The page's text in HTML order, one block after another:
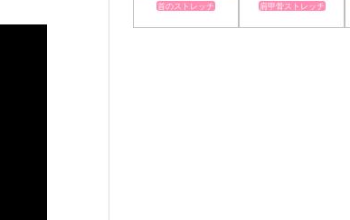
首のストレッチ 肩甲骨ストレッチ